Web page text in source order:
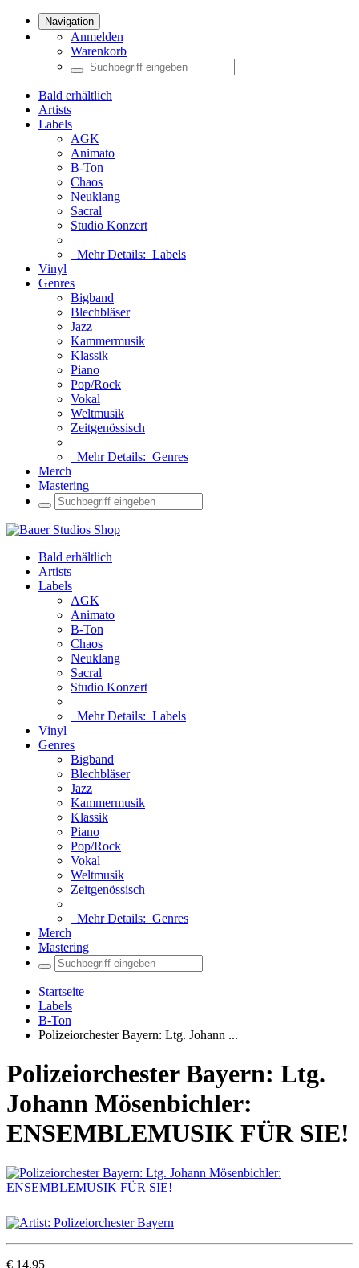
Navigation
Anmelden
Warenkorb
Bald erhältlich
Artists
Labels
AGK
Animato
B-Ton
Chaos
Neuklang
Sacral
Studio Konzert
Mehr Details: Labels
Vinyl
Genres
Bigband
Blechbläser
Jazz
Kammermusik
Klassik
Piano
Pop/Rock
Vokal
Weltmusik
Zeitgenössisch
Mehr Details: Genres
Merch
Mastering
Bald erhältlich
Artists
Labels
AGK
Animato
B-Ton
Chaos
Neuklang
Sacral
Studio Konzert
Mehr Details: Labels
Vinyl
Genres
Bigband
Blechbläser
Jazz
Kammermusik
Klassik
Piano
Pop/Rock
Vokal
Weltmusik
Zeitgenössisch
Mehr Details: Genres
Merch
Mastering
Startseite
Labels
B-Ton
Polizeiorchester Bayern: Ltg. Johann ...
Polizeiorchester Bayern: Ltg.
Johann Mösenbichler:
ENSEMBLEMUSIK FÜR SIE!
€ 14,95